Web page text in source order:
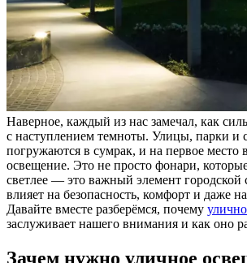
Наверное, каждый из нас замечал, как
с наступлением темноты. Улицы, парки и
погружаются в сумрак, и на первое место
освещение. Это не просто фонари,
светлее — это важный элемент городской
влияет на безопасность, комфорт и даже
Давайте вместе разберёмся, почему
заслуживает нашего внимания и как оно
Зачем нужно уличное